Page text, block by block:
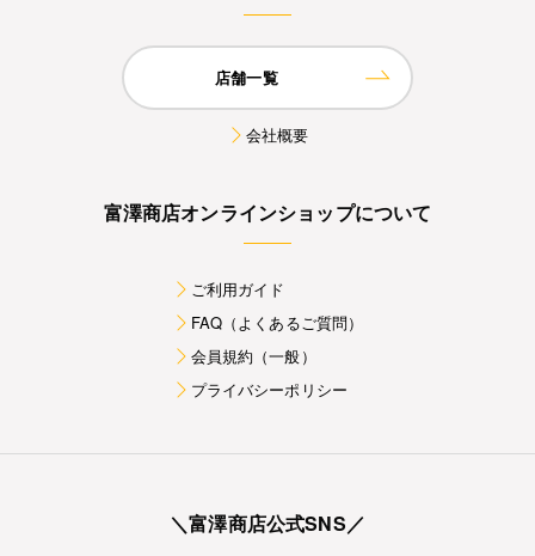
店舗一覧
会社概要
富澤商店オンラインショップについて
ご利用ガイド
FAQ（よくあるご質問）
会員規約（一般）
プライバシーポリシー
＼富澤商店公式SNS／